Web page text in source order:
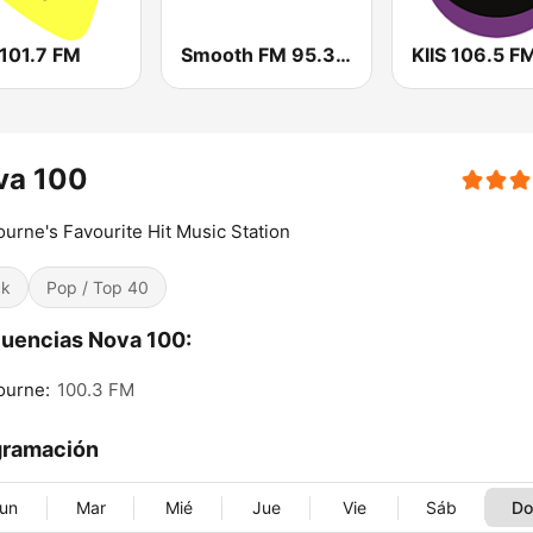
FM Smooth FM 95.3 Sydney KIIS 106.5
100
Favourite Hit Music Station
Pop / Top 40
Nova 100:
100.3 FM
Mar Mié Jue Vie Sáb